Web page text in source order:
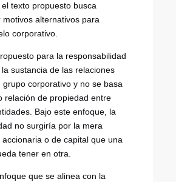
texto propuesto busca
motivos alternativos para
corporativo.
para la responsabilidad
sustancia de las relaciones
grupo corporativo y no se basa
relación de propiedad entre
Bajo este enfoque, la
no surgiría por la mera
accionaria o de capital que una
tener en otra.
que se alinea con la